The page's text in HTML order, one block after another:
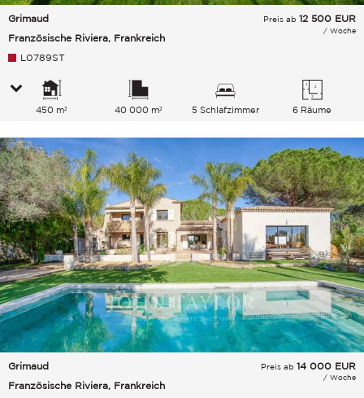
Grimaud
Französische Riviera, Frankreich
Preis ab 12 500 EUR
/ Woche
L0789ST
450 m² 40 000 m² 5 Schlafzimmer 6 Räume
Grimaud
Französische Riviera, Frankreich
Preis ab 14 000 EUR
/ Woche